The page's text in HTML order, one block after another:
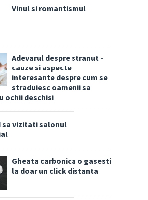
Vinul si romantismul
Adevarul despre stranut -
cauze si aspecte
interesante despre cum se
straduiesc oamenii sa
ochii deschisi
sa vizitati salonul
Gheata carbonica o gasesti
la doar un click distanta